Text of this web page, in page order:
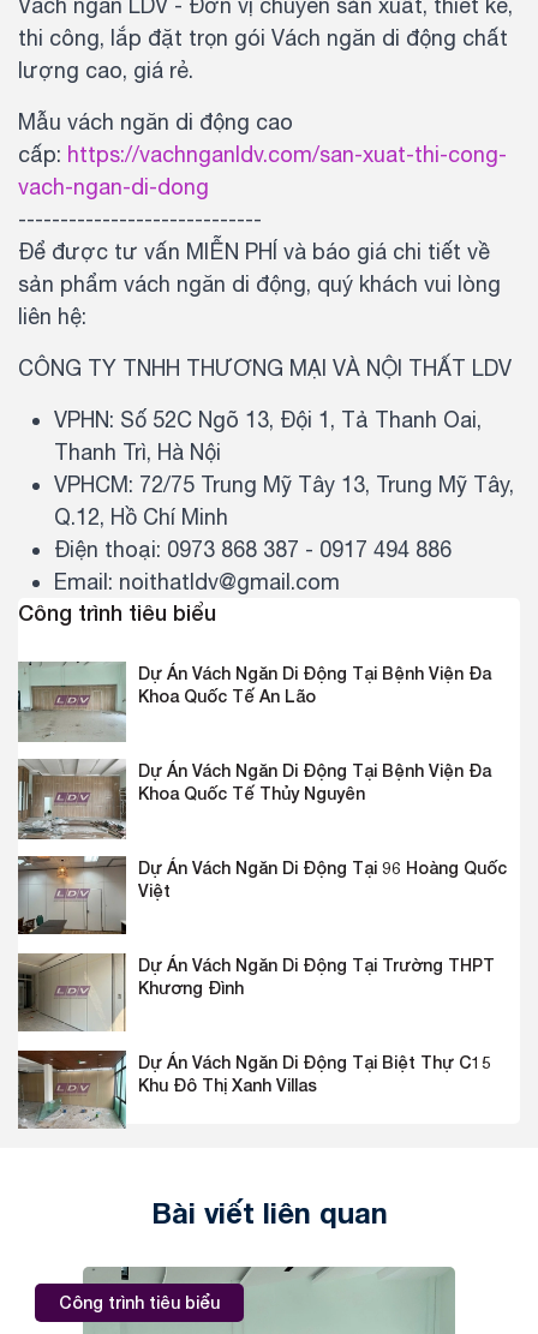
Vách ngăn LDV - Đơn vị chuyên sản xuất, thiết kế,
thi công, lắp đặt trọn gói Vách ngăn di động chất
lượng cao, giá rẻ.
Mẫu vách ngăn di động cao
cấp: https://vachnganldv.com/san-xuat-thi-cong-
vach-ngan-di-dong
-----------------------------
Để được tư vấn MIỄN PHÍ và báo giá chi tiết về
sản phẩm vách ngăn di động, quý khách vui lòng
liên hệ:
CÔNG TY TNHH THƯƠNG MẠI VÀ NỘI THẤT LDV
VPHN: Số 52C Ngõ 13, Đội 1, Tả Thanh Oai,
Thanh Trì, Hà Nội
VPHCM: 72/75 Trung Mỹ Tây 13, Trung Mỹ Tây,
Q.12, Hồ Chí Minh
Điện thoại: 0973 868 387 - 0917 494 886
Email: noithatldv@gmail.com
Công trình tiêu biểu
Dự Án Vách Ngăn Di Động Tại Bệnh Viện Đa
Khoa Quốc Tế An Lão
Dự Án Vách Ngăn Di Động Tại Bệnh Viện Đa
Khoa Quốc Tế Thủy Nguyên
Dự Án Vách Ngăn Di Động Tại 96 Hoàng Quốc
Việt
Dự Án Vách Ngăn Di Động Tại Trường THPT
Khương Đình
Dự Án Vách Ngăn Di Động Tại Biệt Thự C15
Khu Đô Thị Xanh Villas
Bài viết liên quan
Công trình tiêu biểu